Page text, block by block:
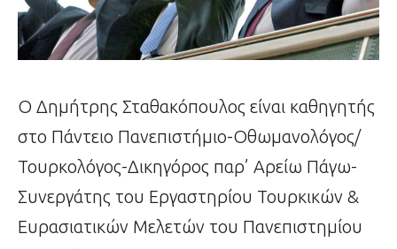
Ο Δημήτρης Σταθακόπουλος είναι καθηγητής
στο Πάντειο Πανεπιστήμιο-Οθωμανολόγος/
Τουρκολόγος-Δικηγόρος παρ’ Αρείω Πάγω-
Συνεργάτης του Εργαστηρίου Τουρκικών &
Ευρασιατικών Μελετών του Πανεπιστημίου